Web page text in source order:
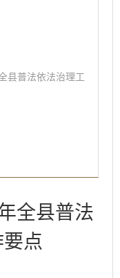
县普法依法治理工
全县普法
点